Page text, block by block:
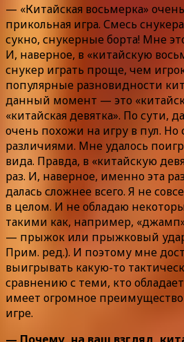
— «Китайская восьмерка»
прикольная игра. Смесь
сукно, снукерные борта! Мне
И, наверное, в «китайскую
снукер играть проще, чем
популярные разновидности
данный момент — это
«китайская девятка». По сути,
очень похожи на игру в пул.
различиями. Мне удалось
вида. Правда, в «китайскую
раз. И, наверное, именно эта
далась сложнее всего. Я не
в целом. И не обладаю
такими как, например,
— прыжок или прыжковый
Прим. ред.). И поэтому мне
выигрывать какую-то
сравнению с теми, кто
имеет огромное преимущество
игре.